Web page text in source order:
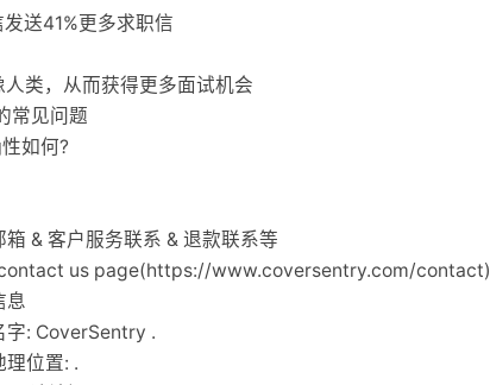
送41%更多求职信
类，从而获得更多面试机会
常见问题
如何?
& 客户服务联系 & 退款联系等
us page(https://www.coversentry.com/contact)
息
: CoverSentry .
位置: .